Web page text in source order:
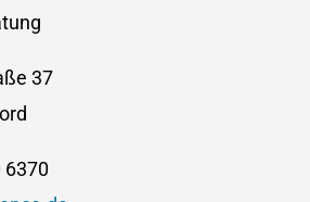
37
6370